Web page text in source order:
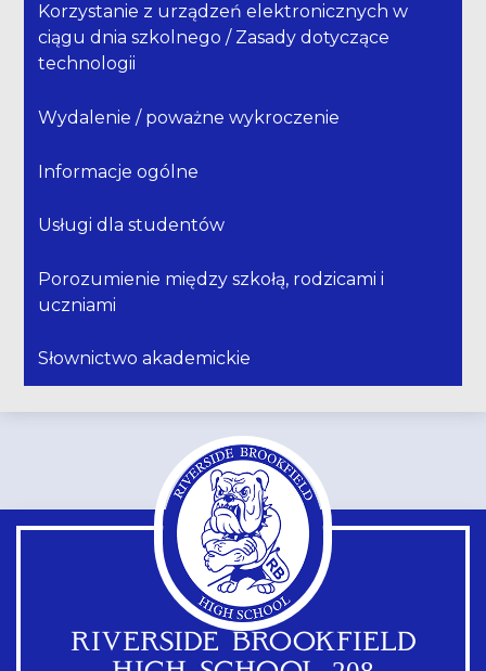
Korzystanie z urządzeń elektronicznych w
ciągu dnia szkolnego / Zasady dotyczące
technologii
Wydalenie / poważne wykroczenie
Informacje ogólne
Usługi dla studentów
Porozumienie między szkołą, rodzicami i
uczniami
Słownictwo akademickie
RIVERSIDE BROOKFIELD